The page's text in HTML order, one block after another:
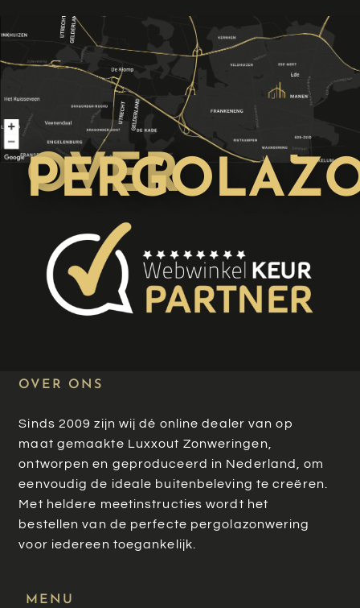
OVER
OVER ONS
Sinds 2009 zijn wij dé online dealer van op
maat gemaakte Luxxout Zonweringen,
ontworpen en geproduceerd in Nederland, om
eenvoudig de ideale buitenbeleving te creëren.
Met heldere meetinstructies wordt het
bestellen van de perfecte pergolazonwering
voor iedereen toegankelijk.
MENU